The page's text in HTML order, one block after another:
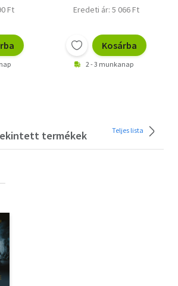
Ft Eredeti ár: 5 066 Ft
Kosárba
2 - 3 munkanap
termékek Teljes lista